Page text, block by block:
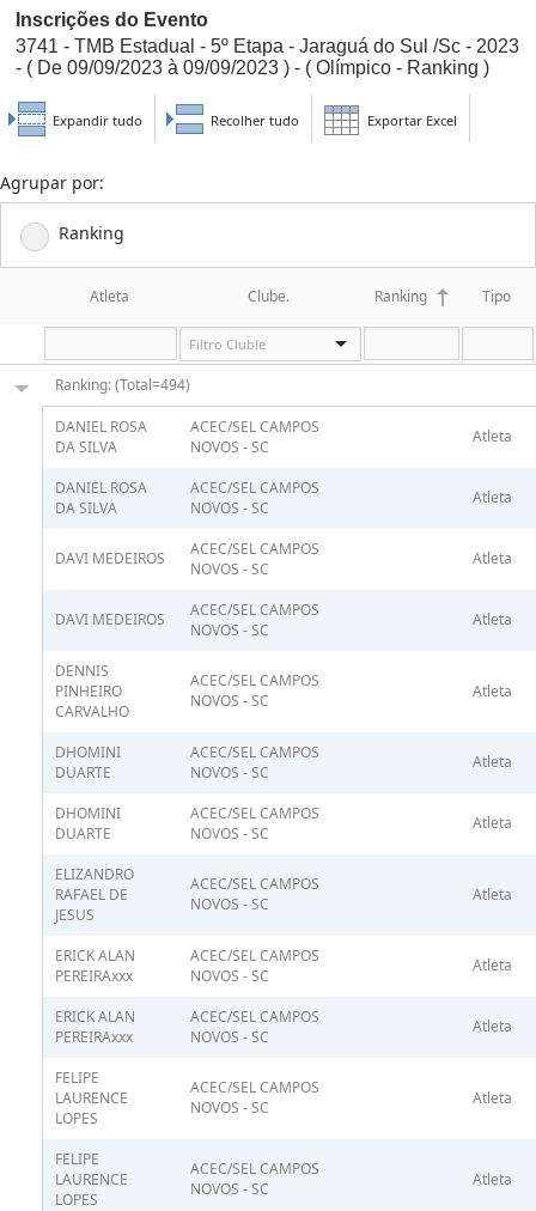
Inscrições do Evento
3741 - TMB Estadual - 5º Etapa - Jaraguá do Sul /Sc - 2023
- ( De 09/09/2023 à 09/09/2023 ) - ( Olímpico - Ranking )
Expandir tudo Recolher tudo Exportar Excel
Agrupar por:
Ranking
Atleta Clube. Ranking Tipo
Ranking: (Total=494)
DANIEL ROSA
DA SILVA
ACEC/SEL CAMPOS
NOVOS - SC
Atleta
DANIEL ROSA
DA SILVA
ACEC/SEL CAMPOS
NOVOS - SC
Atleta
DAVI MEDEIROS
ACEC/SEL CAMPOS
NOVOS - SC
Atleta
DAVI MEDEIROS
ACEC/SEL CAMPOS
NOVOS - SC
Atleta
DENNIS
PINHEIRO
CARVALHO
ACEC/SEL CAMPOS
NOVOS - SC
Atleta
DHOMINI
DUARTE
ACEC/SEL CAMPOS
NOVOS - SC
Atleta
DHOMINI
DUARTE
ACEC/SEL CAMPOS
NOVOS - SC
Atleta
ELIZANDRO
RAFAEL DE
JESUS
ACEC/SEL CAMPOS
NOVOS - SC
Atleta
ERICK ALAN
PEREIRAxxx
ACEC/SEL CAMPOS
NOVOS - SC
Atleta
ERICK ALAN
PEREIRAxxx
ACEC/SEL CAMPOS
NOVOS - SC
Atleta
FELIPE
LAURENCE
LOPES
ACEC/SEL CAMPOS
NOVOS - SC
Atleta
FELIPE
LAURENCE
LOPES
ACEC/SEL CAMPOS
NOVOS - SC
Atleta